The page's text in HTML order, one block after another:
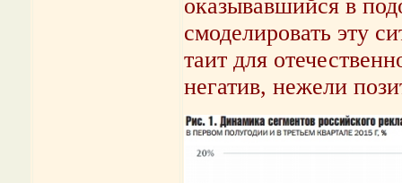
оказывавшийся в
смоделировать эту
таит для
негатив, нежели